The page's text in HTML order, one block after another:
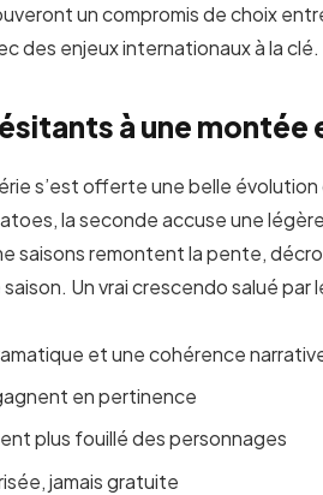
un compromis de choix
des enjeux internationaux à la clé.
à une montée
s’est offerte une belle
la seconde accuse une
saisons remontent la pente,
Un vrai crescendo salué
et une cohérence
en pertinence
plus fouillé des personnages
jamais gratuite